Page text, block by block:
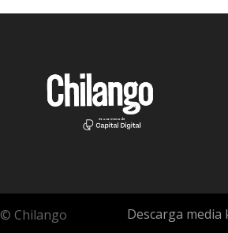
© Chilango Descarga media